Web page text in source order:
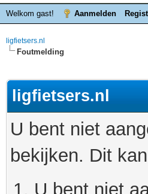
Welkom gast! Aanmelden
ligfietsers.nl
Foutmelding
ligfietsers.nl
U bent niet
bekijken. Dit
U bent niet